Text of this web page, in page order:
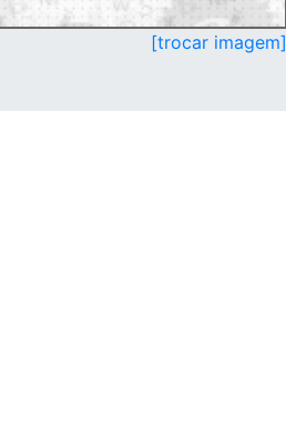
[trocar imagem]